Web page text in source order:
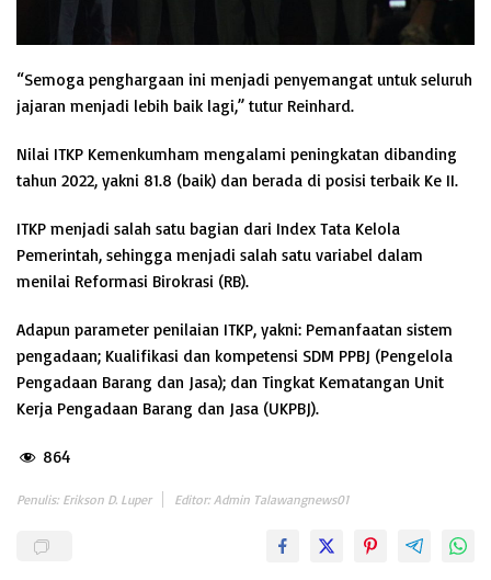
“Semoga penghargaan ini menjadi penyemangat untuk seluruh
jajaran menjadi lebih baik lagi,” tutur Reinhard.
Nilai ITKP Kemenkumham mengalami peningkatan dibanding
tahun 2022, yakni 81.8 (baik) dan berada di posisi terbaik Ke II.
ITKP menjadi salah satu bagian dari Index Tata Kelola
Pemerintah, sehingga menjadi salah satu variabel dalam
menilai Reformasi Birokrasi (RB).
Adapun parameter penilaian ITKP, yakni: Pemanfaatan sistem
pengadaan; Kualifikasi dan kompetensi SDM PPBJ (Pengelola
Pengadaan Barang dan Jasa); dan Tingkat Kematangan Unit
Kerja Pengadaan Barang dan Jasa (UKPBJ).
864
Penulis: Erikson D. Luper Editor: Admin Talawangnews01